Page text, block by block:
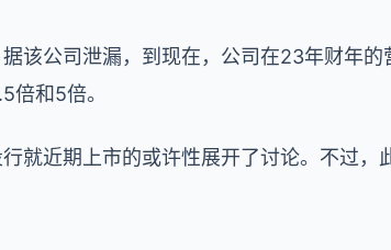
该公司泄漏，到现在，公司在23年财年的
倍和5倍。
就近期上市的或许性展开了讨论。不过，